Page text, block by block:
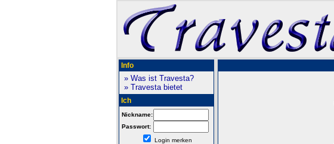
Info
» Was ist Travesta?
» Travesta bietet
Ich
Nickname:
Passwort:
Login merken